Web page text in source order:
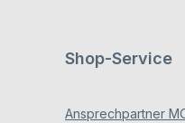
Shop-Service
Ansprechpartner